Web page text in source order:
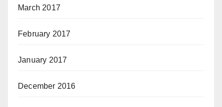
March 2017
February 2017
January 2017
December 2016